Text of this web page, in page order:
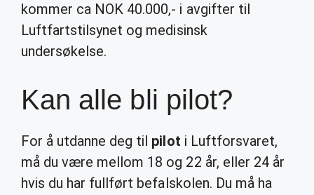
kommer ca NOK 40.000,- i avgifter til
Luftfartstilsynet og medisinsk
undersøkelse.
Kan alle bli pilot?
For å utdanne deg til pilot i Luftforsvaret,
må du være mellom 18 og 22 år, eller 24 år
hvis du har fullført befalskolen. Du må ha